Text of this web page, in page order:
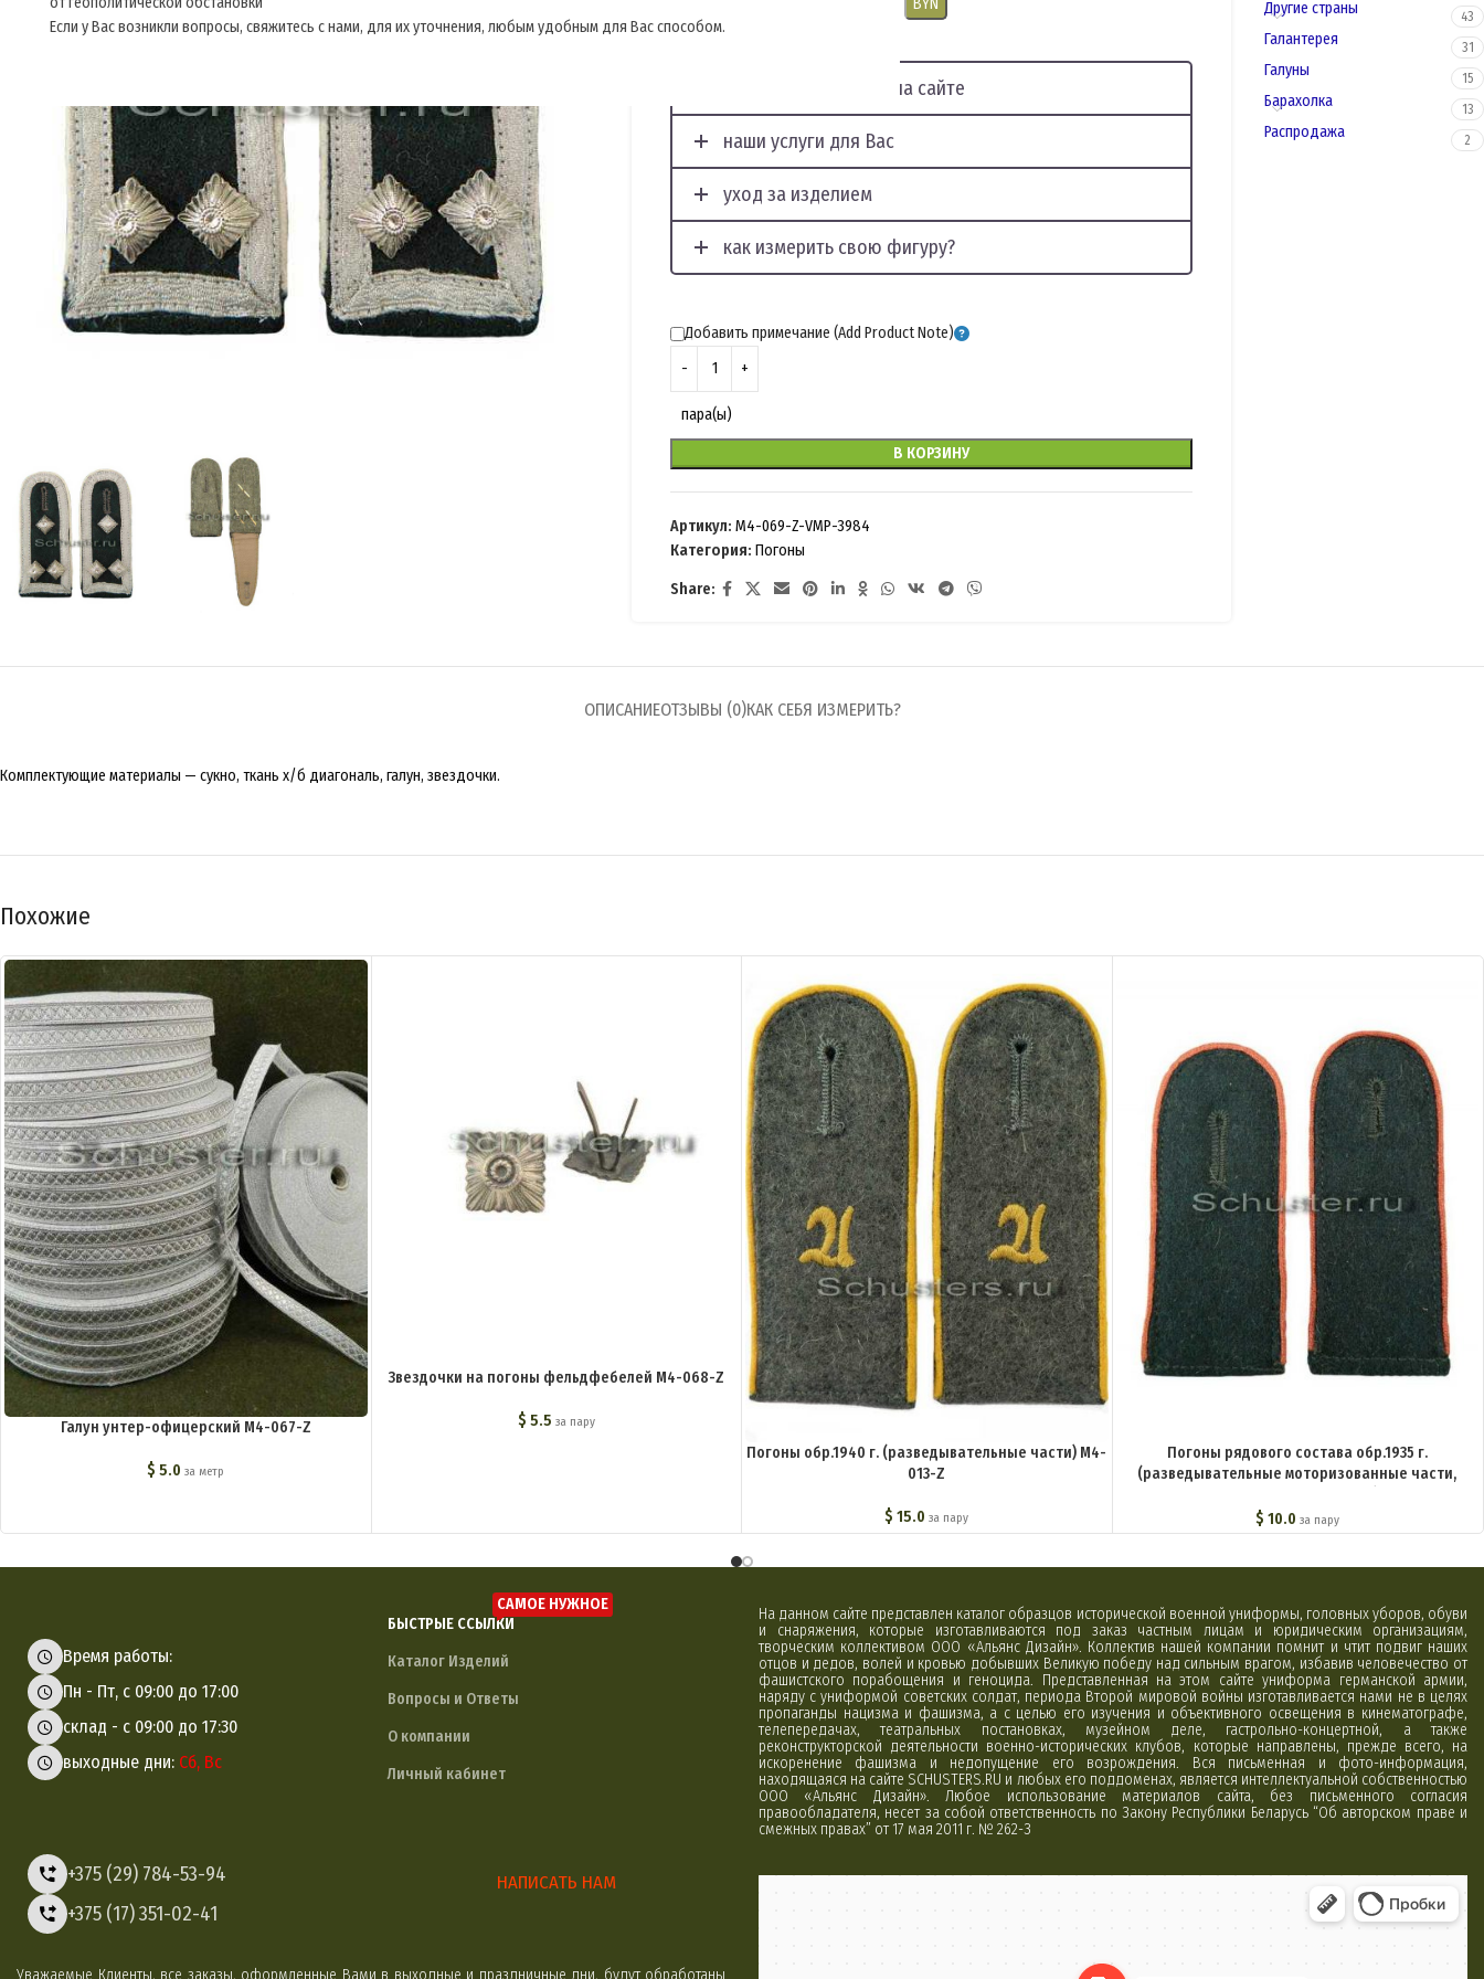
Если у Вас возникли вопросы, свяжитесь с нами, для их уточнения, любым удобным для Вас способом.
BYN
отображение фото на сайте
наши услуги для Вас
уход за изделием
как измерить свою фигуру?
Добавить примечание (Add Product Note)
пара(ы)
В КОРЗИНУ
Артикул:M4-069-Z-VMP-3984
Категория: Погоны
Share:
Другие страны 43
Галантерея 31
Галуны 15
Барахолка 13
Распродажа 2
ОПИСАНИЕОТЗЫВЫ (0)КАК СЕБЯ ИЗМЕРИТЬ?
Комплектующие материалы — сукно, ткань х/б диагональ, галун, звездочки.
Похожие
Галун унтер-офицерский M4-067-Z
$ 5.0 за метр
Звездочки на погоны фельдфебелей M4-068-Z
$ 5.5 за пару
Погоны обр.1940 г. (разведывательные части) M4-
013-Z
$ 15.0 за пару
Погоны рядового состава обр.1935 г.
(разведывательные моторизованные части,
$ 10.0 за пару
Время работы:
Пн - Пт, с 09:00 до 17:00
склад - с 09:00 до 17:30
выходные дни: Сб, Вс
+375 (29) 784-53-94
+375 (17) 351-02-41
БЫСТРЫЕ ССЫЛКИ
САМОЕ НУЖНОЕ
Каталог Изделий
Вопросы и Ответы
О компании
Личный кабинет
НАПИСАТЬ НАМ
Уважаемые Клиенты, все заказы, оформленные Вами в выходные и праздничные дни, будут обработаны
На данном сайте представлен каталог образцов исторической военной униформы, головных уборов, обуви
и снаряжения, которые изготавливаются под заказ частным лицам и юридическим организациям,
творческим коллективом ООО «Альянс Дизайн». Коллектив нашей компании помнит и чтит подвиг наших
отцов и дедов, волей и кровью добывших Великую победу над сильным врагом, избавив человечество от
фашистского порабощения и геноцида. Представленная на этом сайте униформа германской армии,
наряду с униформой советских солдат, периода Второй мировой войны изготавливается нами не в целях
пропаганды нацизма и фашизма, а с целью его изучения и объективного освещения в кинематографе,
телепередачах, театральных постановках, музейном деле, гастрольно-концертной, а также
реконструкторской деятельности военно-исторических клубов, которые направлены, прежде всего, на
искоренение фашизма и недопущение его возрождения. Вся письменная и фото-информация,
находящаяся на сайте SCHUSTERS.RU и любых его поддоменах, является интеллектуальной собственностью
ООО «Альянс Дизайн». Любое использование материалов сайта, без письменного согласия
правообладателя, несет за собой ответственность по Закону Республики Беларусь “Об авторском праве и
смежных правах” от 17 мая 2011 г. № 262-З